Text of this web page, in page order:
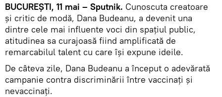
BUCUREȘTI, 11 mai – Sputnik. Cunoscuta creatoare
și critic de modă, Dana Budeanu, a devenit una
dintre cele mai influente voci din spațiul public,
atitudinea sa curajoasă fiind amplificată de
remarcabilul talent cu care își expune ideile.
De câteva zile, Dana Budeanu a început o adevărată
campanie contra discriminării între vaccinați și
nevaccinați.